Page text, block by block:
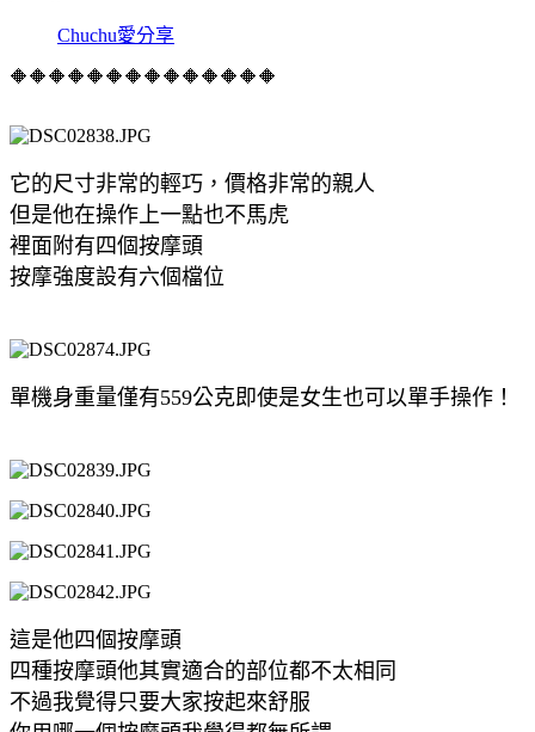
Chuchu愛分享
🔶🔶🔶🔶🔶🔶🔶🔶🔶🔶🔶🔶🔶🔶
它的尺寸非常的輕巧，價格非常的親人
但是他在操作上一點也不馬虎
裡面附有四個按摩頭
按摩強度設有六個檔位
單機身重量僅有559公克即使是女生也可以單手操作！
這是他四個按摩頭
四種按摩頭他其實適合的部位都不太相同
不過我覺得只要大家按起來舒服